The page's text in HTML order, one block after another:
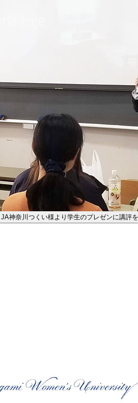
JA神奈川つくい様より学生のプレゼンに講評